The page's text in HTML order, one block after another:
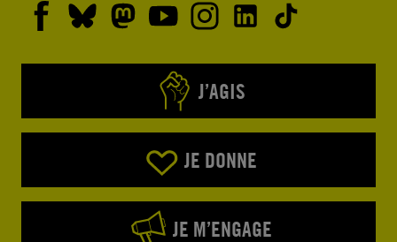
J’AGIS
JE DONNE
JE M’ENGAGE